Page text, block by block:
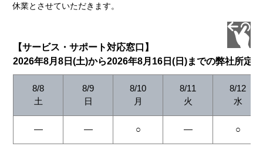
休業とさせていただきます。
【サービス・サポート対応窓口】
2026年8月8日(土)から2026年8月16日(日)までの弊社所定
8/8
土
8/9
日
8/10
月
8/11
火
8/12
水
― ― ○ ― ○